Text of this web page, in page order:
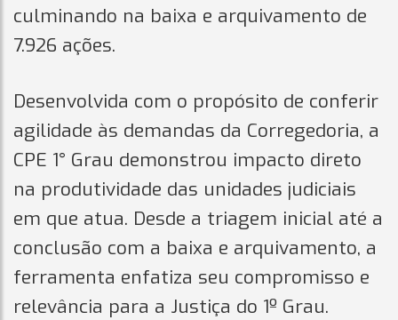
culminando na baixa e arquivamento de
7.926 ações.
Desenvolvida com o propósito de conferir
agilidade às demandas da Corregedoria, a
CPE 1° Grau demonstrou impacto direto
na produtividade das unidades judiciais
em que atua. Desde a triagem inicial até a
conclusão com a baixa e arquivamento, a
ferramenta enfatiza seu compromisso e
relevância para a Justiça do 1º Grau.